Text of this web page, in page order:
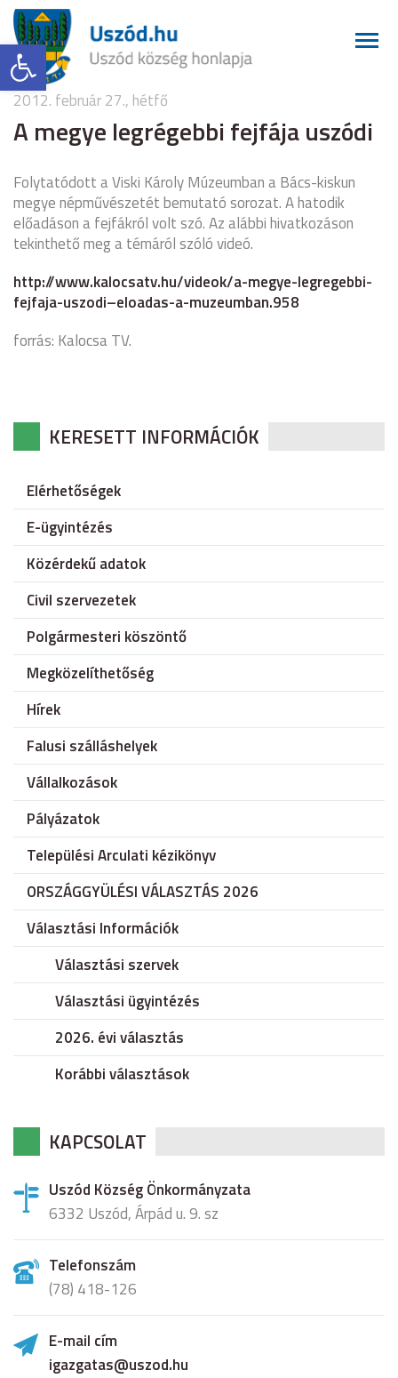
Eszköztár megnyitása
2012. február 27., hétfő
A megye legrégebbi fejfája uszódi
Folytatódott a Viski Károly Múzeumban a Bács-kiskun
megye népművészetét bemutató sorozat. A hatodik
előadáson a fejfákról volt szó. Az alábbi hivatkozáson
tekinthető meg a témáról szóló videó.
http://www.kalocsatv.hu/videok/a-megye-legregebbi-
fejfaja-uszodi–eloadas-a-muzeumban.958
forrás: Kalocsa TV.
KERESETT INFORMÁCIÓK
Elérhetőségek
E-ügyintézés
Közérdekű adatok
Civil szervezetek
Polgármesteri köszöntő
Megközelíthetőség
Hírek
Falusi szálláshelyek
Vállalkozások
Pályázatok
Települési Arculati kézikönyv
ORSZÁGGYÜLÉSI VÁLASZTÁS 2026
Választási Információk
Választási szervek
Választási ügyintézés
2026. évi választás
Korábbi választások
KAPCSOLAT
Uszód Község Önkormányzata
6332 Uszód, Árpád u. 9. sz
Telefonszám
(78) 418-126
E-mail cím
igazgatas@uszod.hu